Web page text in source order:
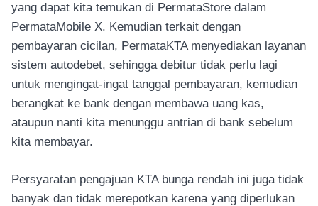
yang dapat kita temukan di PermataStore dalam
PermataMobile X. Kemudian terkait dengan
pembayaran cicilan, PermataKTA menyediakan layanan
sistem autodebet, sehingga debitur tidak perlu lagi
untuk mengingat-ingat tanggal pembayaran, kemudian
berangkat ke bank dengan membawa uang kas,
ataupun nanti kita menunggu antrian di bank sebelum
kita membayar.
Persyaratan pengajuan KTA bunga rendah ini juga tidak
banyak dan tidak merepotkan karena yang diperlukan